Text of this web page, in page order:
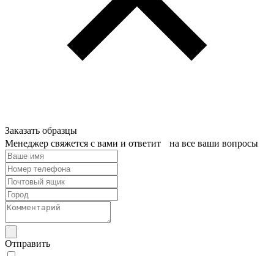
Заказать образцы
Менеджер свяжется с вами и ответит на все ваши вопросы
Отправить